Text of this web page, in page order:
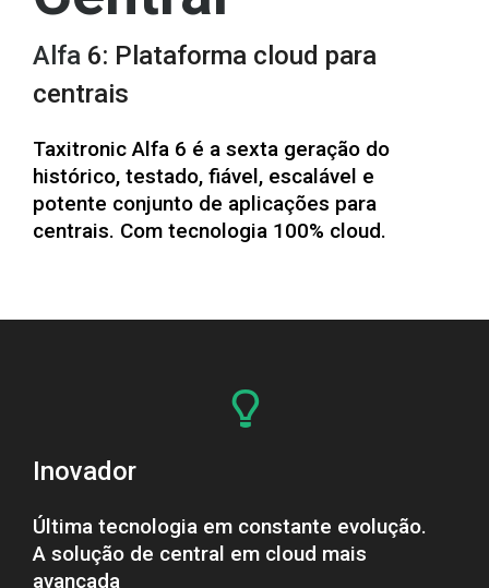
Alfa 6: Plataforma cloud para
centrais
Taxitronic Alfa 6 é a sexta geração do
histórico, testado, fiável, escalável e
potente conjunto de aplicações para
centrais. Com tecnologia 100% cloud.
Inovador
Última tecnologia em constante evolução.
A solução de central em cloud mais
avançada